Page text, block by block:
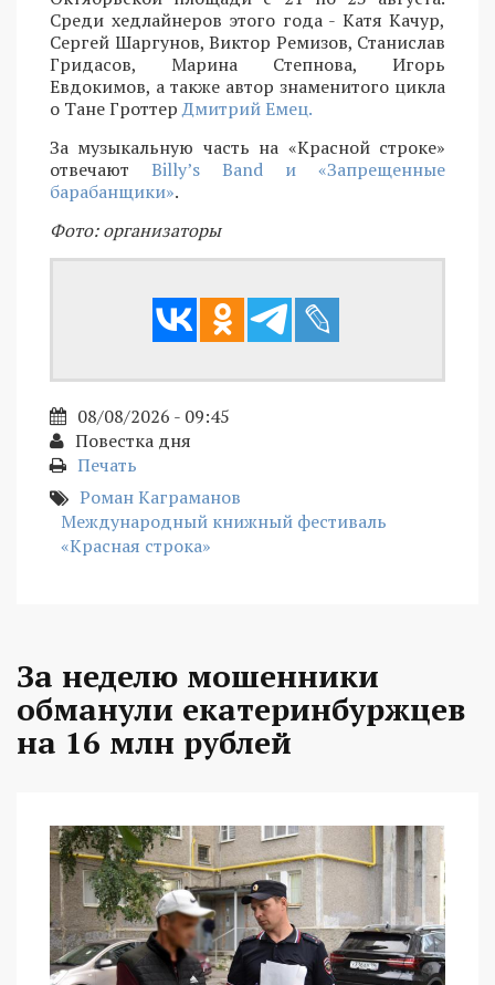
Среди хедлайнеров этого года - Катя Качур,
Сергей Шаргунов, Виктор Ремизов, Станислав
Гридасов, Марина Степнова, Игорь
Евдокимов, а также автор знаменитого цикла
о Тане ГроттерДмитрий Емец.
За музыкальную часть на «Красной строке»
отвечают Billy’s Band и «Запрещенные
барабанщики».
Фото: организаторы
08/08/2026 - 09:45
Повестка дня
Печать
Роман Каграманов
Международный книжный фестиваль
«Красная строка»
За неделю мошенники
обманули екатеринбуржцев
на 16 млн рублей